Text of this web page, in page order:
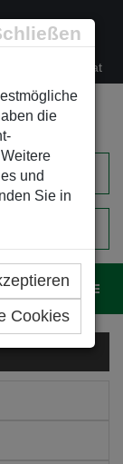
die
und
Sie in
Cookies
office@leso.at